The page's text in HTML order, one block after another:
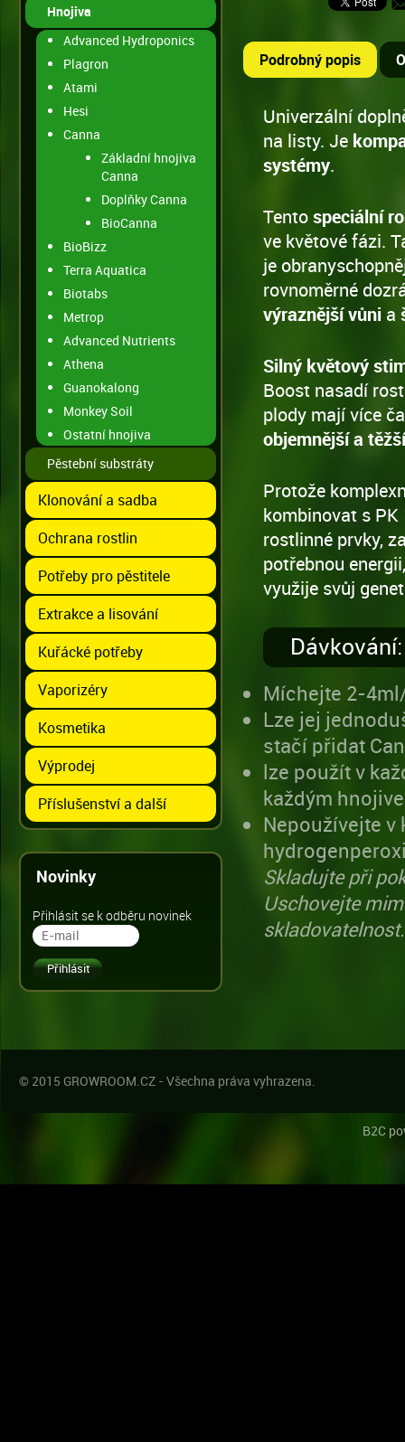
Hnojiva
Advanced Hydroponics
Plagron
Atami
Hesi
Canna
Základní hnojiva
Canna
Doplňky Canna
BioCanna
BioBizz
Terra Aquatica
Biotabs
Metrop
Advanced Nutrients
Athena
Guanokalong
Monkey Soil
Ostatní hnojiva
Pěstební substráty
Klonování a sadba
Ochrana rostlin
Potřeby pro pěstitele
Extrakce a lisování
Kuřácké potřeby
Vaporizéry
Kosmetika
Výprodej
Příslušenství a další
Novinky
Přihlásit se k odběru novinek
Podrobný popis
Univerzální
na listy. Je
systémy.
Tentospeciální
ve květové fázi.
je
rovnoměrné
výraznější vůni a
Silný květový
Boost nasadí
plody mají více
objemnější a těžší
Protože
kombinovat s
rostlinné prvky,
potřebnou
využije svůj
Dávkování:
Míchejte 2-
Lze jej
stačí přidat
lze použít v
každým
Nepoužívejte
Skladujte při
Uschovejte
© 2015 GROWROOM.CZ - Všechna práva vyhrazena.
B2C